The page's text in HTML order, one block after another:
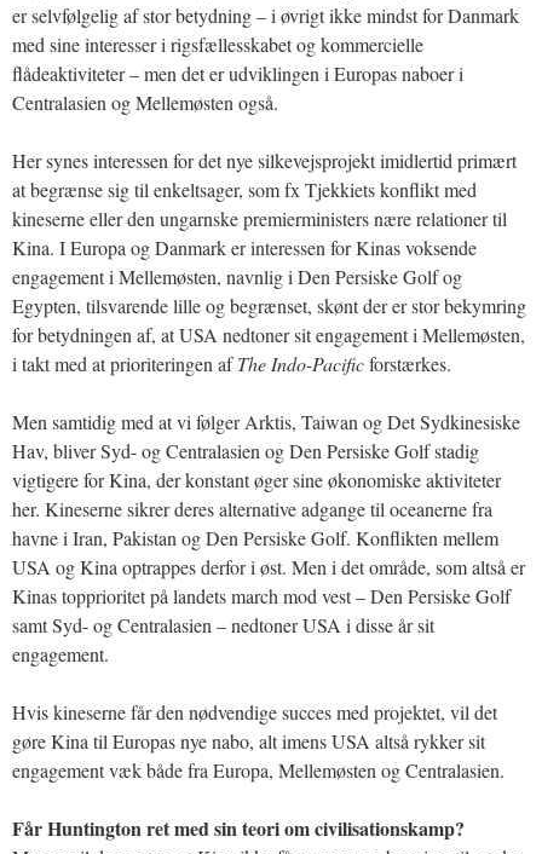
er selvfølgelig af stor betydning – i øvrigt ikke mindst for Danmark
med sine interesser i rigsfællesskabet og kommercielle
flådeaktiviteter – men det er udviklingen i Europas naboer i
Centralasien og Mellemøsten også.
Her synes interessen for det nye silkevejsprojekt imidlertid primært
at begrænse sig til enkeltsager, som fx Tjekkiets konflikt med
kineserne eller den ungarnske premierministers nære relationer til
Kina. I Europa og Danmark er interessen for Kinas voksende
engagement i Mellemøsten, navnlig i Den Persiske Golf og
Egypten, tilsvarende lille og begrænset, skønt der er stor bekymring
for betydningen af, at USA nedtoner sit engagement i Mellemøsten,
i takt med at prioriteringen afThe Indo-Pacificforstærkes.
Men samtidig med at vi følger Arktis, Taiwan og Det Sydkinesiske
Hav, bliver Syd- og Centralasien og Den Persiske Golf stadig
vigtigere for Kina, der konstant øger sine økonomiske aktiviteter
her. Kineserne sikrer deres alternative adgange til oceanerne fra
havne i Iran, Pakistan og Den Persiske Golf. Konflikten mellem
USA og Kina optrappes derfor i øst. Men i det område, som altså er
Kinas topprioritet på landets march mod vest – Den Persiske Golf
samt Syd- og Centralasien – nedtoner USA i disse år sit
engagement.
Hvis kineserne får den nødvendige succes med projektet, vil det
gøre Kina til Europas nye nabo, alt imens USA altså rykker sit
engagement væk både fra Europa, Mellemøsten og Centralasien.
Får Huntington ret med sin teori om civilisationskamp?